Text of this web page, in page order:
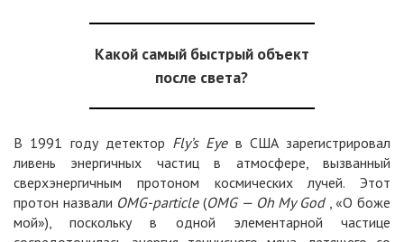
Какой самый быстрый объект
после света?
В 1991 году детектор Fly’s Eyeв США зарегистрировал
ливень энергичных частиц в атмосфере, вызванный
сверхэнергичным протоном космических лучей. Этот
протон назвали OMG-particle(OMG — Oh My God, «О боже
мой»), поскольку в одной элементарной частице